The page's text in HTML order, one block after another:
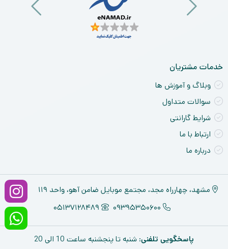
خدمات مشتریان
وبلاگ و آموزش ها
سوالات متداول
شرایط گارانتی
ارتباط با ما
درباره ما
مشهد، چهارراه مجد، مجتمع موبایل ضامن آهو، واحد ۱۱۹
09395350600
05137128489
پاسخگویی تلفنی: شنبه تا پنجشنبه ساعت 10 الی 20